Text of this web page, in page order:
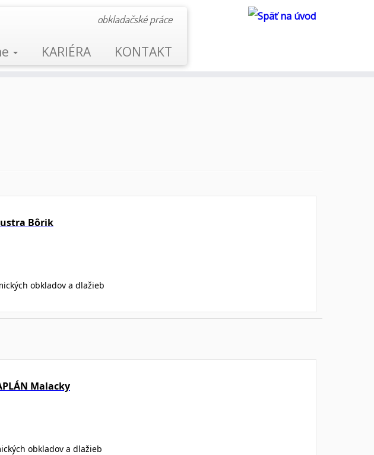
obkladačské práce
KARIÉRA KONTAKT
Bôrik
obkladov a dlažieb
Malacky
obkladov a dlažieb